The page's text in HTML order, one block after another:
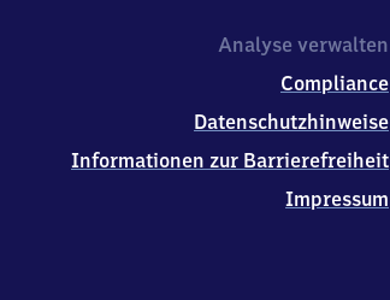
Analyse verwalten
Compliance
Datenschutzhinweise
Informationen zur Barrierefreiheit
Impressum